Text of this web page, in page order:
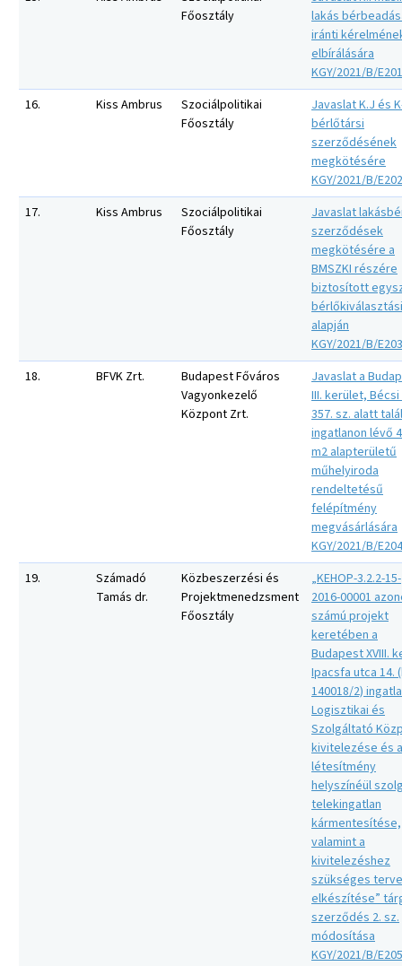
Főosztály
lakás
iránti
elbírálására
KGY/2021/B/E201
16.
Kiss Ambrus
Szociálpolitikai
Főosztály
Javaslat K.J és
bérlőtársi
szerződésének
megkötésére
KGY/2021/B/E202
17.
Kiss Ambrus
Szociálpolitikai
Főosztály
Javaslat
szerződések
megkötésére a
BMSZKI részére
biztosított
alapján
KGY/2021/B/E203
18.
BFVK Zrt.
Budapest Főváros
Vagyonkezelő
Központ Zrt.
Javaslat a
III. kerület,
357. sz. alatt
ingatlanon lévő
m2 alapterületű
műhelyiroda
rendeltetésű
felépítmény
megvásárlására
KGY/2021/B/E204
19.
Számadó
Tamás dr.
Közbeszerzési és
Projektmenedzsment
Főosztály
„KEHOP-3.2.2-15-
2016-00001
számú projekt
keretében a
Budapest XVIII.
Ipacsfa utca 14.
140018/2)
Logisztikai és
Szolgáltató
kivitelezése és a
létesítmény
helyszínéül
telekingatlan
kármentesítése,
valamint a
kivitelezéshez
szükséges
elkészítése”
szerződés 2. sz.
módosítása
KGY/2021/B/E205